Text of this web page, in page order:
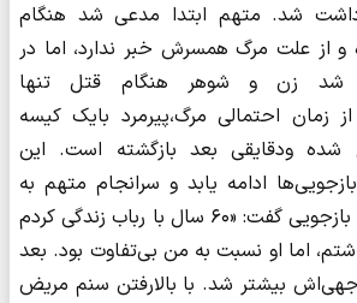
شد. متهم ابتدا مدعی شد هنگام
و از علت مرگ همسرش خبر ندارد، اما در
زن و شوهر هنگام قتل تنها
زمان احتمالی مرگ،پیرمرد بایک کیسه
شده ودقایقی بعد بازگشته است. این
ادامه یابد و سرانجام متهم به
قتل اعتراف کرد.او در بازجویی گفت: «۶۰ سال با رباب زندگی کردم
اما او نسبت به من بی‌تفاوت بود. بعد
بیشتر شد. با بالارفتن سنم مریض